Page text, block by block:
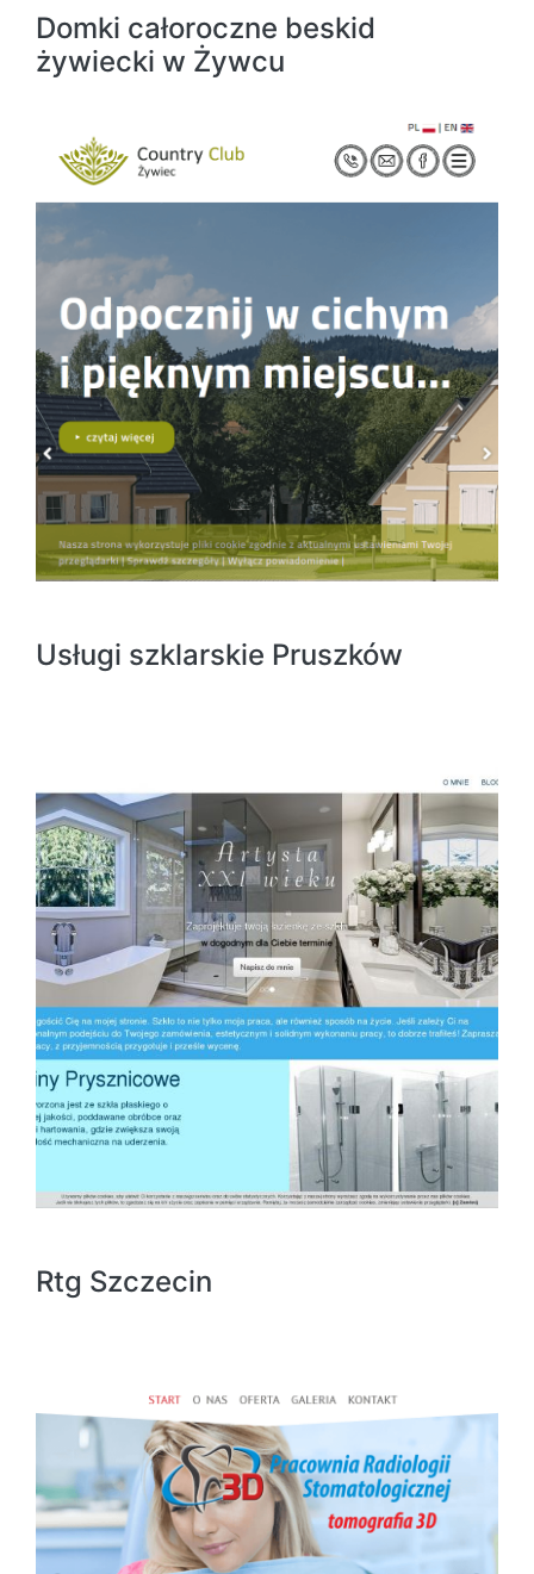
Domki całoroczne beskid
żywiecki w Żywcu
Usługi szklarskie Pruszków
Rtg Szczecin